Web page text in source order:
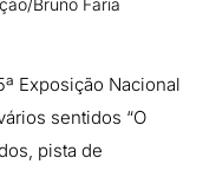
Bruno Faria
Exposição Nacional
sentidos “O
pista de